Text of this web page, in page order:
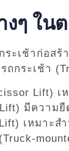
งๆ ใน
ะเช้าก่อส
กระเช้า
Lift) เ
มีความ
เหมาะ